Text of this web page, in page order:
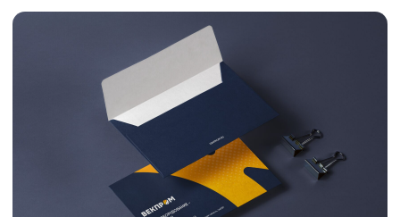
Сувенирная продукция
Это процесс создания уникальных и
привлекательных товаров, призванных